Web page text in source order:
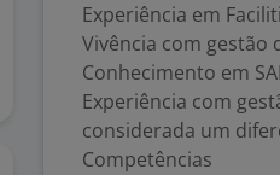
Experiência em
Vivência com gestão
Conhecimento em
Experiência com
considerada um
Competências